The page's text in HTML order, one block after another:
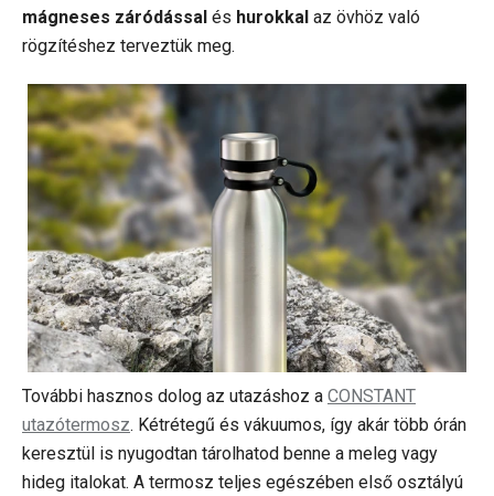
mágneses záródással és hurokkal az övhöz való
rögzítéshez terveztük meg.
További hasznos dolog az utazáshoz a CONSTANT
utazótermosz. Kétrétegű és vákuumos, így akár több órán
keresztül is nyugodtan tárolhatod benne a meleg vagy
hideg italokat. A termosz teljes egészében első osztályú